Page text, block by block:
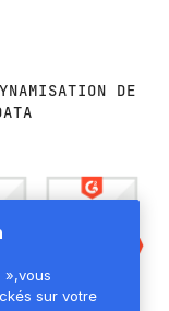
DE
»,vous
sur votre